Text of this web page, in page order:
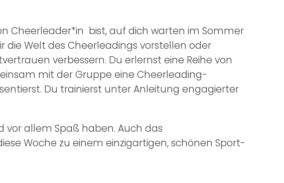
Cheerleader*in bist, auf dich warten im Sommer
die Welt des Cheerleadings vorstellen oder
verbessern. Du erlernst eine Reihe von
mit der Gruppe eine Cheerleading-
Du trainierst unter Anleitung engagierter
vor allem Spaß haben. Auch das
Woche zu einem einzigartigen, schönen Sport-